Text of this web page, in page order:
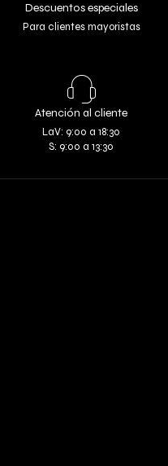
Descuentos especiales
Para clientes mayoristas
Atención al cliente
LaV: 9:00 a 18:30
S: 9:00 a 13:30